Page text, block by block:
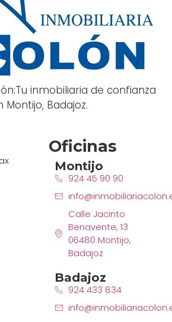
inmobiliaria de confianza
Montijo, Badajoz.
Oficinas
Montijo
924 45 90 90
Calle Jacinto
Benavente, 13
06480 Montijo,
Badajoz
Badajoz
924 433 834